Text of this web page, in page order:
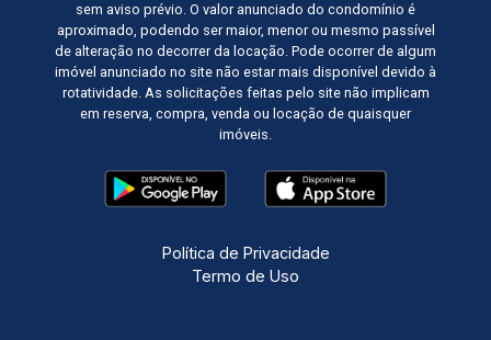
sem aviso prévio. O valor anunciado do condomínio é
aproximado, podendo ser maior, menor ou mesmo passível
de alteração no decorrer da locação. Pode ocorrer de algum
imóvel anunciado no site não estar mais disponível devido à
rotatividade. As solicitações feitas pelo site não implicam
em reserva, compra, venda ou locação de quaisquer
imóveis.
Política de Privacidade
Termo de Uso